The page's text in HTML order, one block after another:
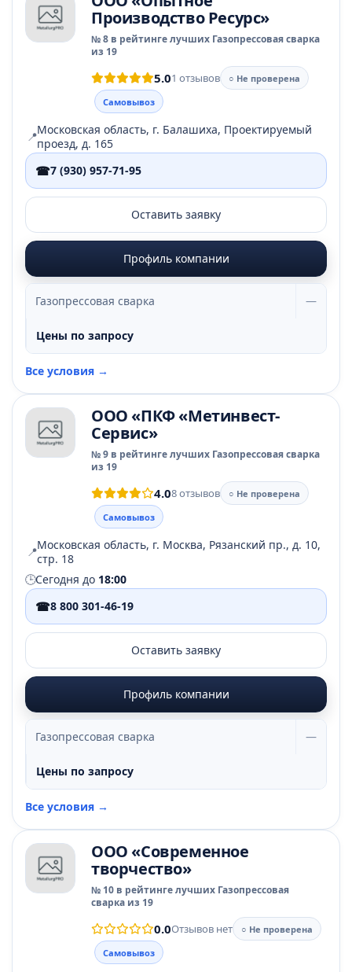
Производство Ресурс»
№ 8 в рейтинге лучших Газопрессовая сварка
из 19
5.01 отзывов
○ Не проверена
Самовывоз
📍Московская область, г. Балашиха, Проектируемый
проезд, д. 165
☎7 (930) 957-71-95
Оставить заявку
Профиль компании
Газопрессовая сварка —
Цены по запросу
Все условия →
ООО «ПКФ «Метинвест-
Сервис»
№ 9 в рейтинге лучших Газопрессовая сварка
из 19
4.08 отзывов
○ Не проверена
Самовывоз
📍Московская область, г. Москва, Рязанский пр., д. 10,
стр. 18
🕒Сегодня до 18:00
☎8 800 301-46-19
Оставить заявку
Профиль компании
Газопрессовая сварка —
Цены по запросу
Все условия →
ООО «Современное
творчество»
№ 10 в рейтинге лучших Газопрессовая
сварка из 19
0.0Отзывов нет
○ Не проверена
Самовывоз